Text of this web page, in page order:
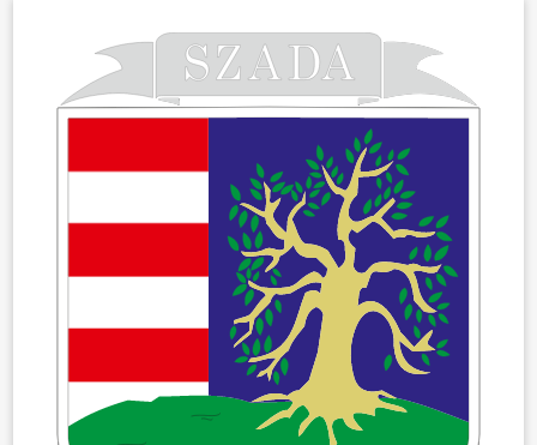
ÖNKORMÁNYZAT
ÜGYINTÉZÉS
KÖZÖSSÉG
HÍREK
VÁLASZTÁSOK